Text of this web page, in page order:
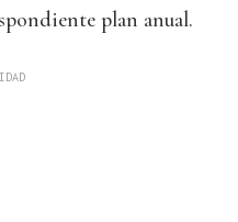
plan anual.